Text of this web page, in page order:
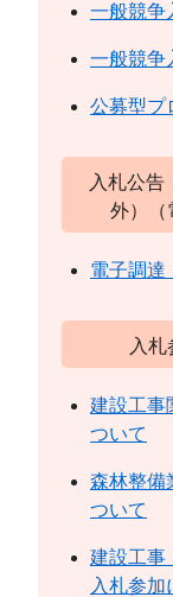
一般競争
一般競争
公募型プ
入札公告
外）（
電子調達
入札
建設工事
ついて
森林整備
ついて
建設工事
入札参加